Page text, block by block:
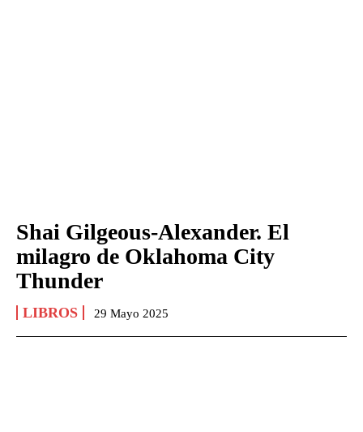
Shai Gilgeous-Alexander. El
milagro de Oklahoma City
Thunder
LIBROS 29 Mayo 2025